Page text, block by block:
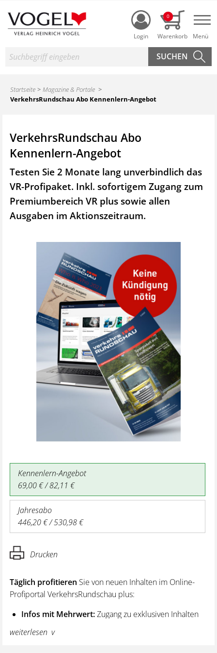
Login
0
Suche
Startseite
Magazine & Portale
VerkehrsRundschau Abo Kennenlern-Angebot
VerkehrsRundschau Abo
Kennenlern-Angebot
Testen Sie 2 Monate lang unverbindlich das
VR-Profipaket. Inkl. sofortigem Zugang zum
Premiumbereich VR plus sowie allen
Ausgaben im Aktionszeitraum.
Kennenlern-Angebot
69,00 € / 82,11 €
Jahresabo
446,20 € / 530,98 €
Drucken
Täglich profitieren Sie von neuen Inhalten im Online-
Profiportal VerkehrsRundschau plus:
Infos mit Mehrwert:Zugang zu exklusiven Inhalten
und Hintergrundwissen – von aktuellen Regelungen
wie z. B. bei den Lenk- und Ruhezeiten,
weiterlesen